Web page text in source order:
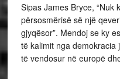
Sipas James Bryce, “Nuk
përsosmërisë së një
gjyqësor”. Mendoj se ky
të kalimit nga
të vendosur në europë